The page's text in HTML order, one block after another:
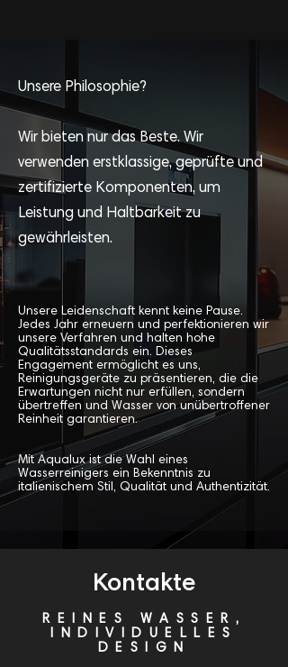
Unsere Philosophie?
Wir bieten nur das Beste. Wir
verwenden erstklassige, geprüfte und
zertifizierte Komponenten, um
Leistung und Haltbarkeit zu
gewährleisten.
Unsere Leidenschaft kennt keine Pause.
Jedes Jahr erneuern und perfektionieren wir
unsere Verfahren und halten hohe
Qualitätsstandards ein. Dieses
Engagement ermöglicht es uns,
Reinigungsgeräte zu präsentieren, die die
Erwartungen nicht nur erfüllen, sondern
übertreffen und Wasser von unübertroffener
Reinheit garantieren.
Mit Aqualux ist die Wahl eines
Wasserreinigers ein Bekenntnis zu
italienischem Stil, Qualität und Authentizität.
Kontakte
REINES WASSER,
INDIVIDUELLES
DESIGN